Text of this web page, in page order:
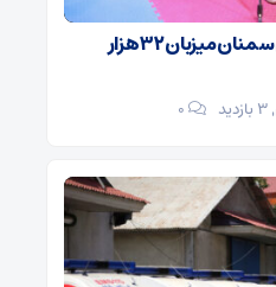
۲۷۹ پایگاه تابستانی استان سمنان میزبان ۳۲ هزار
۰